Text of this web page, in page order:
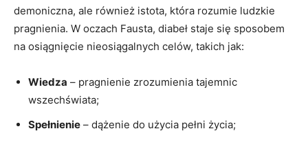
demoniczna, ale również istota, która rozumie ludzkie
pragnienia. W oczach Fausta, diabeł staje się sposobem
na osiągnięcie nieosiągalnych celów, takich jak:
Wiedza – pragnienie zrozumienia tajemnic
wszechświata;
Spełnienie – dążenie do użycia pełni życia;